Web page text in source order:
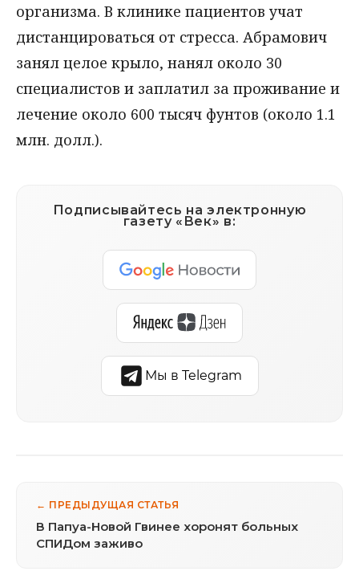
организма. В клинике пациентов учат
дистанцироваться от стресса. Абрамович
занял целое крыло, нанял около 30
специалистов и заплатил за проживание и
лечение около 600 тысяч фунтов (около 1.1
млн. долл.).
Подписывайтесь на электронную
газету «Век» в:
Мы в Telegram
← ПРЕДЫДУЩАЯ СТАТЬЯ
В Папуа-Новой Гвинее хоронят больных
СПИДом заживо